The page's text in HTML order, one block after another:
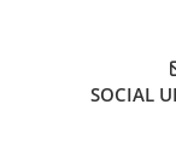
SOCIAL